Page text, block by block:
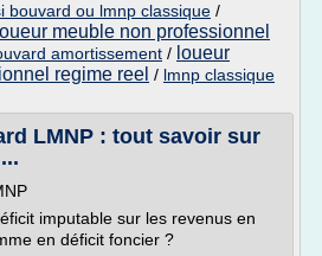
bouvard ou lmnp classique /
meuble non professionnel
amortissement / loueur
regime reel / lmnp classique
LMNP : tout savoir sur
imputable sur les revenus en
en déficit foncier ?